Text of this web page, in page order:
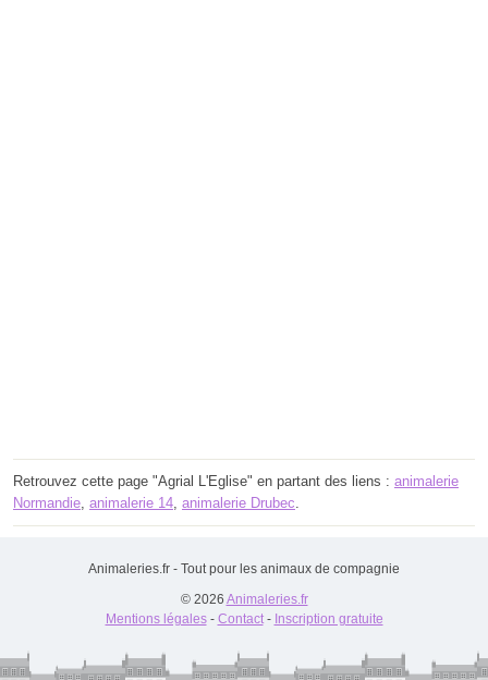
Retrouvez cette page "Agrial L'Eglise" en partant des liens : animalerie
Normandie animalerie 14 animalerie Drubec
Animaleries.fr - Tout pour les animaux de compagnie
© 2026 Animaleries.fr
Mentions légales- Contact- Inscription gratuite